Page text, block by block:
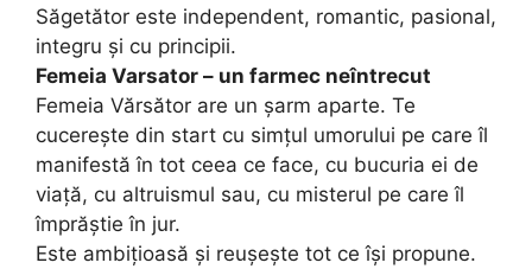
Săgetător este independent, romantic, pasional,
integru și cu principii.
Femeia Varsator – un farmec neîntrecut
Femeia Vărsător are un șarm aparte. Te
cucerește din start cu simțul umorului pe care îl
manifestă în tot ceea ce face, cu bucuria ei de
viață, cu altruismul sau, cu misterul pe care îl
împrăștie în jur.
Este ambițioasă și reușește tot ce își propune.